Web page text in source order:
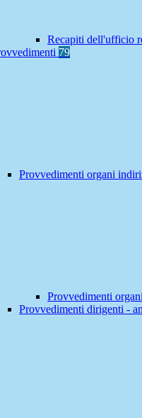
Recapiti dell'ufficio
79
Provvedimenti organi
Provvedimenti
Provvedimenti dirigenti -